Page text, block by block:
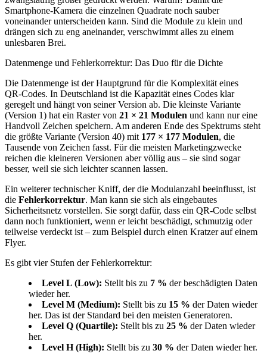
Smartphone-Kamera die einzelnen Quadrate noch sauber
voneinander unterscheiden kann. Sind die Module zu klein und
drängen sich zu eng aneinander, verschwimmt alles zu einem
unlesbaren Brei.
Datenmenge und Fehlerkorrektur: Das Duo für die Dichte
Die Datenmenge ist der Hauptgrund für die Komplexität eines
QR‑Codes. In Deutschland ist die Kapazität eines Codes klar
geregelt und hängt von seiner Version ab. Die kleinste Variante
(Version 1) hat ein Raster von 21 × 21 Modulen und kann nur eine
Handvoll Zeichen speichern. Am anderen Ende des Spektrums steht
die größte Variante (Version 40) mit 177 × 177 Modulen, die
Tausende von Zeichen fasst. Für die meisten Marketingzwecke
reichen die kleineren Versionen aber völlig aus – sie sind sogar
besser, weil sie sich leichter scannen lassen.
Ein weiterer technischer Kniff, der die Modulanzahl beeinflusst, ist
die Fehlerkorrektur. Man kann sie sich als eingebautes
Sicherheitsnetz vorstellen. Sie sorgt dafür, dass ein QR‑Code selbst
dann noch funktioniert, wenn er leicht beschädigt, schmutzig oder
teilweise verdeckt ist – zum Beispiel durch einen Kratzer auf einem
Flyer.
Es gibt vier Stufen der Fehlerkorrektur:
Level L (Low): Stellt bis zu 7 % der beschädigten Daten
wieder her.
Level M (Medium): Stellt bis zu 15 % der Daten wieder
her. Das ist der Standard bei den meisten Generatoren.
Level Q (Quartile): Stellt bis zu 25 % der Daten wieder
her.
Level H (High): Stellt bis zu 30 % der Daten wieder her.